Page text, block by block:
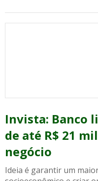
Invista: Banco
de até R$ 21
negócio
Ideia é garantir um